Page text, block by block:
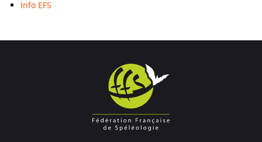
Info EFS